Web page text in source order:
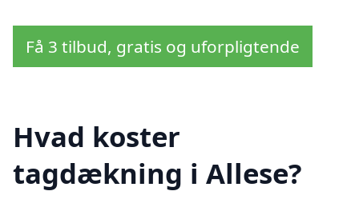
Få 3 tilbud, gratis og uforpligtende
Hvad koster
tagdækning i Allese?